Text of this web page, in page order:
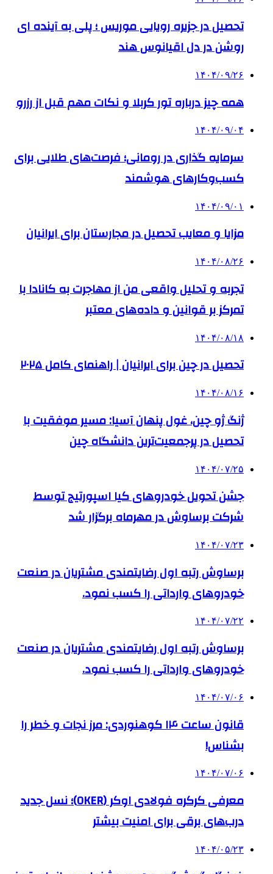
تحصیل در جزیره رویایی موریس ؛ پلی به آینده ‌ای
روشن در دل اقیانوس ‌هند
۱۴۰۴/۰۹/۲۶
همه چیز درباره تور کربلا و نکات مهم قبل از رزرو
۱۴۰۴/۰۹/۰۴
سرمایه گذاری در رومانی؛ فرصت‌های طلایی برای
کسب‌وکارهای هوشمند
۱۴۰۴/۰۹/۰۱
مزایا و معایب تحصیل در مجارستان برای ایرانیان
۱۴۰۴/۰۸/۲۶
تجربه و تحلیل واقعی من از مهاجرت به کانادا با
تمرکز بر قوانین و داده‌های معتبر
۱۴۰۴/۰۸/۱۸
تحصیل در چین برای ایرانیان | راهنمای کامل ۲۰۲۵
۱۴۰۴/۰۸/۱۶
ژنگ ژو چین، غول پنهان آسیا: مسیر موفقیت با
تحصیل در پرجمعیت‌ترین دانشگاه چین
۱۴۰۴/۰۷/۲۵
جشن تحویل خودروهای کیا اسپورتیج توسط
شرکت برساوش در مهرماه برگزار شد
۱۴۰۴/۰۷/۲۳
برساوش رتبه اول رضایتمندی مشتریان در صنعت
خودروهای وارداتی را کسب نمود.
۱۴۰۴/۰۷/۲۲
برساوش رتبه اول رضایتمندی مشتریان در صنعت
خودروهای وارداتی را کسب نمود.
۱۴۰۴/۰۷/۰۶
قانون ساعت ۱۴ کوهنوردی: مرز نجات و خطر را
بشناس!
۱۴۰۴/۰۷/۰۶
معرفی کرکره فولادی اوکر (OKER)؛ نسل جدید
درب‌های برقی برای امنیت بیشتر
۱۴۰۴/۰۵/۲۳